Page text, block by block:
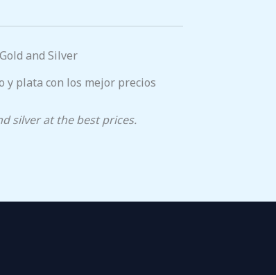
and Silver
y plata con los mejor precios
silver at the best prices.